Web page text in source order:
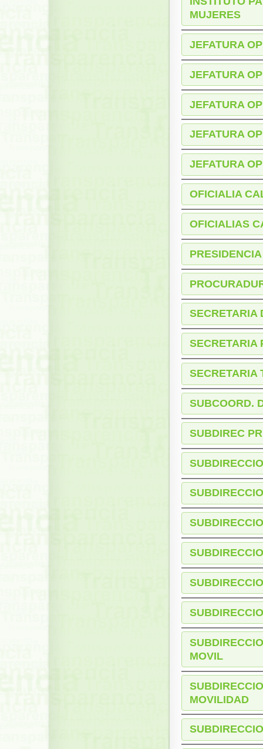
MUJERES
JEFATURA
JEFATURA
JEFATURA
JEFATURA
JEFATURA
OFICIALIA
OFICIALIAS
SECRETARIA
SECRETARIA
SECRETARIA
SUBCOORD.
SUBDIREC
MOVIL
MOVILIDAD